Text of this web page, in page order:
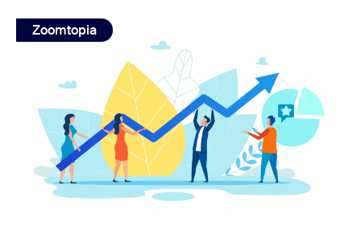
view: Celebração do sucesso do canal na Zoomtopia
Zoomtopia